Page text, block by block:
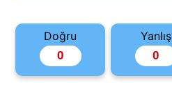
Doğru Yanlış